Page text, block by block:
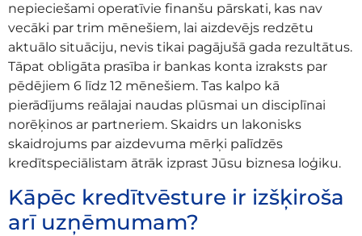
nepieciešami operatīvie finanšu pārskati, kas nav
vecāki par trim mēnešiem, lai aizdevējs redzētu
aktuālo situāciju, nevis tikai pagājušā gada rezultātus.
Tāpat obligāta prasība ir bankas konta izraksts par
pēdējiem 6 līdz 12 mēnešiem. Tas kalpo kā
pierādījums reālajai naudas plūsmai un disciplīnai
norēķinos ar partneriem. Skaidrs un lakonisks
skaidrojums par aizdevuma mērķi palīdzēs
kredītspeciālistam ātrāk izprast Jūsu biznesa loģiku.
Kāpēc kredītvēsture ir izšķiroša
arī uzņēmumam?